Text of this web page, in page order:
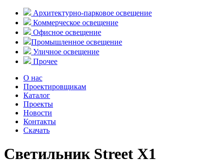
Архитектурно-парковое освещение
Коммерческое освещение
Офисное освещение
Промышленное освещение
Уличное освещение
Прочее
О нас
Проектировщикам
Каталог
Проекты
Новости
Контакты
Скачать
Светильник Street X1